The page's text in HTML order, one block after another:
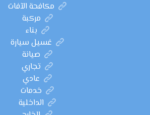
مكافحة الآفات
مركبة
بناء
غسيل سيارة
صيانة
تجاري
عادي
خدمات
الداخلية